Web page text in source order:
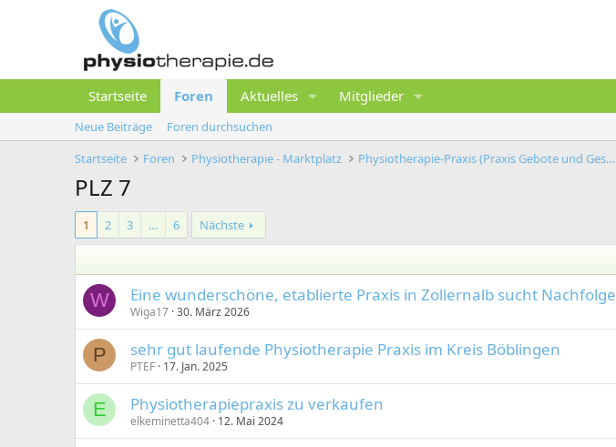
Startseite Foren Aktuelles Mitglieder
Neue Beiträge
Foren durchsuchen
Startseite
Foren Physiotherapie - Marktplatz Physiotherapie-Praxis (Praxis Gebote und Gesuche)
PLZ 7
1 2 3 … 6 Nächste
W Eine wunderschöne, etablierte Praxis in Zollernalb sucht Nachfolge
Wiga17 30. März 2026
P sehr gut laufende Physiotherapie Praxis im Kreis Böblingen
PTEF 17. Jan. 2025
E Physiotherapiepraxis zu verkaufen
elkeminetta404 12. Mai 2024